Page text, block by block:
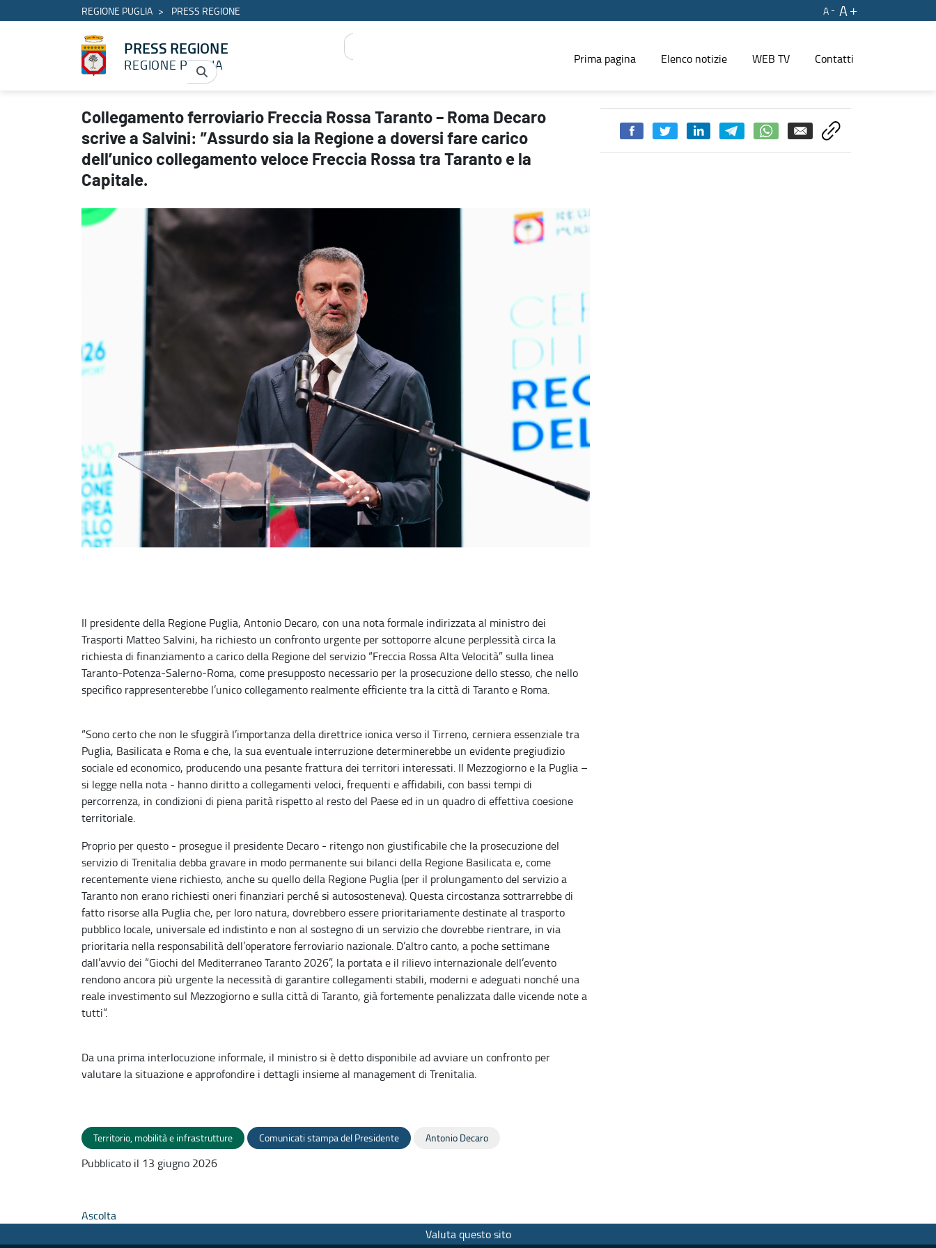
REGIONE PUGLIA PRESS REGIONE A
A
PRESS REGIONE
REGIONE PUGLIA Prima pagina Elenco notizie WEB TV Contatti
Collegamento ferroviario Freccia Rossa Taranto – Roma Decaro scrive a Salvini: ”Assurdo sia la Regione a doversi fare carico dell’unico collegamento veloce Freccia Rossa tra Taranto e la Capitale. -
Collegamento ferroviario Freccia Rossa Taranto – Roma Decaro
scrive a Salvini: ”Assurdo sia la Regione a doversi fare carico
dell’unico collegamento veloce Freccia Rossa tra Taranto e la
Capitale.
Il presidente della Regione Puglia, Antonio Decaro, con una nota formale indirizzata al ministro dei
Trasporti Matteo Salvini, ha richiesto un confronto urgente per sottoporre alcune perplessità circa la
richiesta di finanziamento a carico della Regione del servizio “Freccia Rossa Alta Velocità” sulla linea
Taranto-Potenza-Salerno-Roma, come presupposto necessario per la prosecuzione dello stesso, che nello
specifico rappresenterebbe l’unico collegamento realmente efficiente tra la città di Taranto e Roma.
“Sono certo che non le sfuggirà l’importanza della direttrice ionica verso il Tirreno, cerniera essenziale tra
Puglia, Basilicata e Roma e che, la sua eventuale interruzione determinerebbe un evidente pregiudizio
sociale ed economico, producendo una pesante frattura dei territori interessati. Il Mezzogiorno e la Puglia –
si legge nella nota - hanno diritto a collegamenti veloci, frequenti e affidabili, con bassi tempi di
percorrenza, in condizioni di piena parità rispetto al resto del Paese ed in un quadro di effettiva coesione
territoriale.
Proprio per questo - prosegue il presidente Decaro - ritengo non giustificabile che la prosecuzione del
servizio di Trenitalia debba gravare in modo permanente sui bilanci della Regione Basilicata e, come
recentemente viene richiesto, anche su quello della Regione Puglia (per il prolungamento del servizio a
Taranto non erano richiesti oneri finanziari perché si autososteneva). Questa circostanza sottrarrebbe di
fatto risorse alla Puglia che, per loro natura, dovrebbero essere prioritariamente destinate al trasporto
pubblico locale, universale ed indistinto e non al sostegno di un servizio che dovrebbe rientrare, in via
prioritaria nella responsabilità dell’operatore ferroviario nazionale. D’altro canto, a poche settimane
dall’avvio dei “Giochi del Mediterraneo Taranto 2026”, la portata e il rilievo internazionale dell’evento
rendono ancora più urgente la necessità di garantire collegamenti stabili, moderni e adeguati nonché una
reale investimento sul Mezzogiorno e sulla città di Taranto, già fortemente penalizzata dalle vicende note a
tutti”.
Da una prima interlocuzione informale, il ministro si è detto disponibile ad avviare un confronto per
valutare la situazione e approfondire i dettagli insieme al management di Trenitalia.
Territorio, mobilità e infrastrutture Comunicati stampa del Presidente Antonio Decaro
Pubblicato il 13 giugno 2026
Ascolta
Valuta questo sito